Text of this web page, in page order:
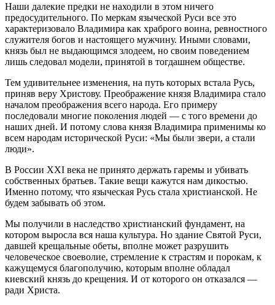
Наши далекие предки не находили в этом ничего
предосудительного. По меркам языческой Руси все это
характеризовало Владимира как храброго воина, ревностного
служителя богов и настоящего мужчину. Иными словами,
князь был не выдающимся злодеем, но своим поведением
лишь следовал модели, принятой в тогдашнем обществе.
Тем удивительнее изменения, на путь которых встала Русь,
приняв веру Христову. Преображение князя Владимира стало
началом преображения всего народа. Его примеру
последовали многие поколения людей — с того времени до
наших дней. И потому слова князя Владимира применимы ко
всем народам исторической Руси: «Мы были звери, а стали
люди».
В России XXI века не принято держать гаремы и убивать
собственных братьев. Такие вещи кажутся нам дикостью.
Именно потому, что языческая Русь стала христианской. Не
будем забывать об этом.
Мы получили в наследство христианский фундамент, на
котором выросла вся наша культура. Но здание Святой Руси,
давшей крещальные обеты, вполне может разрушить
человеческое своеволие, стремление к страстям и порокам, к
кажущемуся благополучию, которым вполне обладал
киевский князь до крещения. И от которого он отказался —
ради Христа.